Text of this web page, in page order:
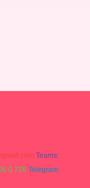
Teams:
0 726 Telegram: